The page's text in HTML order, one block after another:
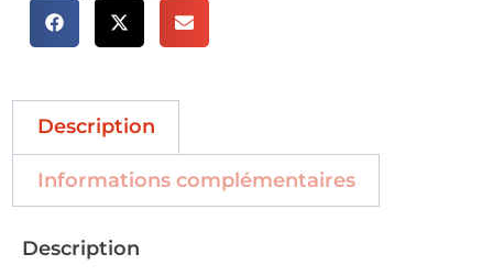
Description
Informations complémentaires
Description